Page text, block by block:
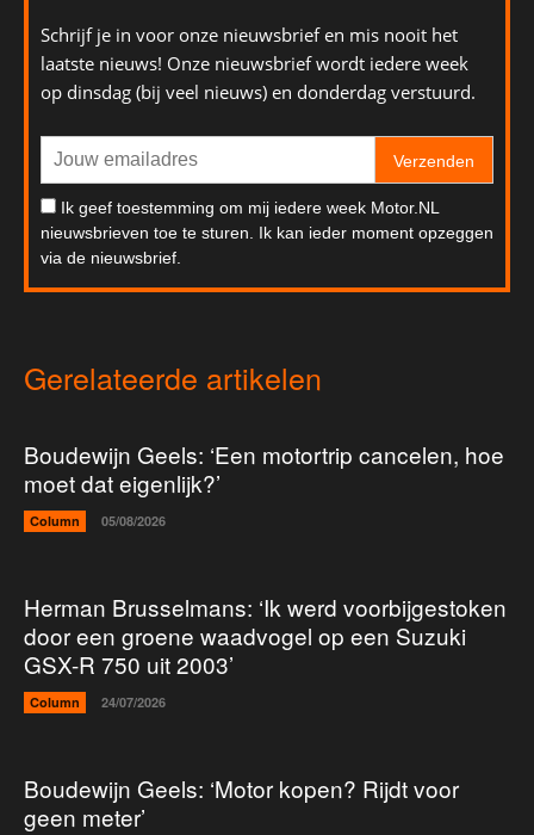
Schrijf je in voor onze nieuwsbrief en mis nooit het
laatste nieuws! Onze nieuwsbrief wordt iedere week
op dinsdag (bij veel nieuws) en donderdag verstuurd.
Verzenden
Ik geef toestemming om mij iedere week Motor.NL
nieuwsbrieven toe te sturen. Ik kan ieder moment opzeggen
via de nieuwsbrief.
Gerelateerde artikelen
Boudewijn Geels: ‘Een motortrip cancelen, hoe
moet dat eigenlijk?’
Column 05/08/2026
Herman Brusselmans: ‘Ik werd voorbijgestoken
door een groene waadvogel op een Suzuki
GSX-R 750 uit 2003’
Column 24/07/2026
Boudewijn Geels: ‘Motor kopen? Rijdt voor
geen meter’